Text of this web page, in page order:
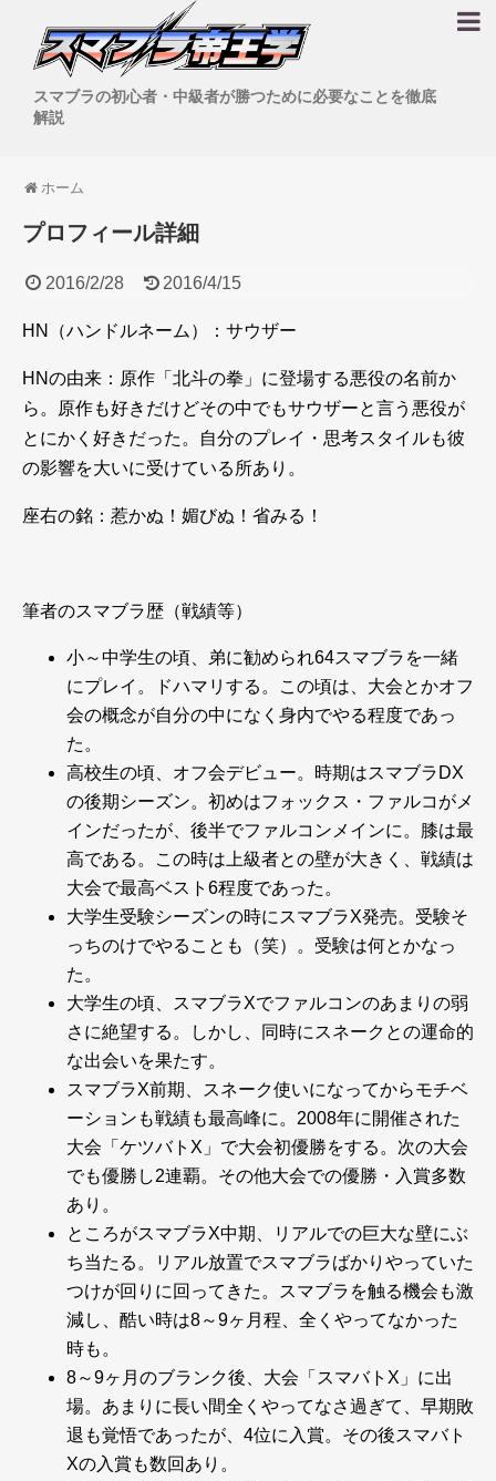
スマブラの初心者・中級者が勝つために必要なことを徹底
解説
ホーム
プロフィール詳細
2016/2/28 2016/4/15
HN（ハンドルネーム）：サウザー
HNの由来：原作「北斗の拳」に登場する悪役の名前か
ら。原作も好きだけどその中でもサウザーと言う悪役が
とにかく好きだった。自分のプレイ・思考スタイルも彼
の影響を大いに受けている所あり。
座右の銘：惹かぬ！媚びぬ！省みる！
筆者のスマブラ歴（戦績等）
小～中学生の頃、弟に勧められ64スマブラを一緒
にプレイ。ドハマリする。この頃は、大会とかオフ
会の概念が自分の中になく身内でやる程度であっ
た。
高校生の頃、オフ会デビュー。時期はスマブラDX
の後期シーズン。初めはフォックス・ファルコがメ
インだったが、後半でファルコンメインに。膝は最
高である。この時は上級者との壁が大きく、戦績は
大会で最高ベスト6程度であった。
大学生受験シーズンの時にスマブラX発売。受験そ
っちのけでやることも（笑）。受験は何とかなっ
た。
大学生の頃、スマブラXでファルコンのあまりの弱
さに絶望する。しかし、同時にスネークとの運命的
な出会いを果たす。
スマブラX前期、スネーク使いになってからモチベ
ーションも戦績も最高峰に。2008年に開催された
大会「ケツバトX」で大会初優勝をする。次の大会
でも優勝し2連覇。その他大会での優勝・入賞多数
あり。
ところがスマブラX中期、リアルでの巨大な壁にぶ
ち当たる。リアル放置でスマブラばかりやっていた
つけが回りに回ってきた。スマブラを触る機会も激
減し、酷い時は8～9ヶ月程、全くやってなかった
時も。
8～9ヶ月のブランク後、大会「スマバトX」に出
場。あまりに長い間全くやってなさ過ぎて、早期敗
退も覚悟であったが、4位に入賞。その後スマバト
Xの入賞も数回あり。